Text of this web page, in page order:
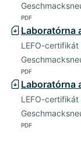
PDF
Laboratórna
LEFO-certifikát
PDF
Laboratórna
LEFO-certifikát
PDF